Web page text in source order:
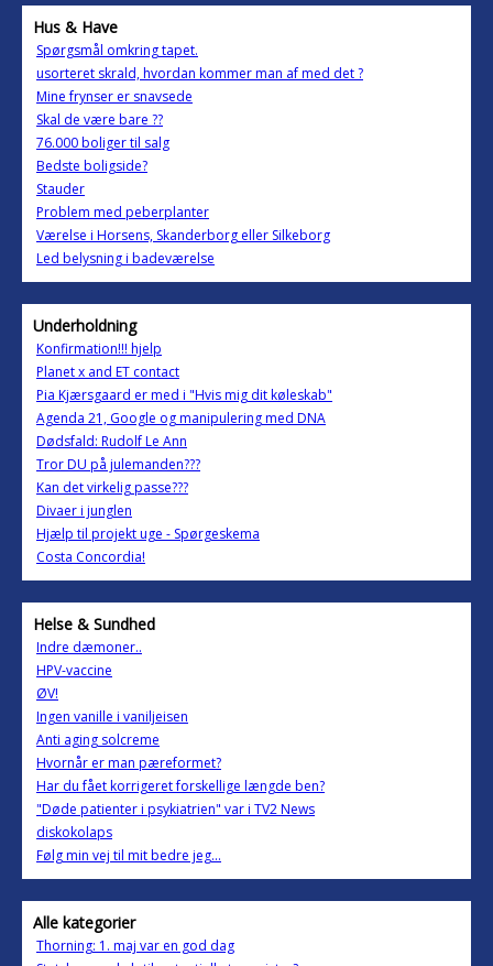
Hus & Have
Spørgsmål omkring tapet.
usorteret skrald, hvordan kommer man af med det ?
Mine frynser er snavsede
Skal de være bare ??
76.000 boliger til salg
Bedste boligside?
Stauder
Problem med peberplanter
Værelse i Horsens, Skanderborg eller Silkeborg
Led belysning i badeværelse
Underholdning
Konfirmation!!! hjelp
Planet x and ET contact
Pia Kjærsgaard er med i "Hvis mig dit køleskab"
Agenda 21, Google og manipulering med DNA
Dødsfald: Rudolf Le Ann
Tror DU på julemanden???
Kan det virkelig passe???
Divaer i junglen
Hjælp til projekt uge - Spørgeskema
Costa Concordia!
Helse & Sundhed
Indre dæmoner..
HPV-vaccine
ØV!
Ingen vanille i vaniljeisen
Anti aging solcreme
Hvornår er man pæreformet?
Har du fået korrigeret forskellige længde ben?
"Døde patienter i psykiatrien" var i TV2 News
diskokolaps
Følg min vej til mit bedre jeg...
Alle kategorier
Thorning: 1. maj var en god dag